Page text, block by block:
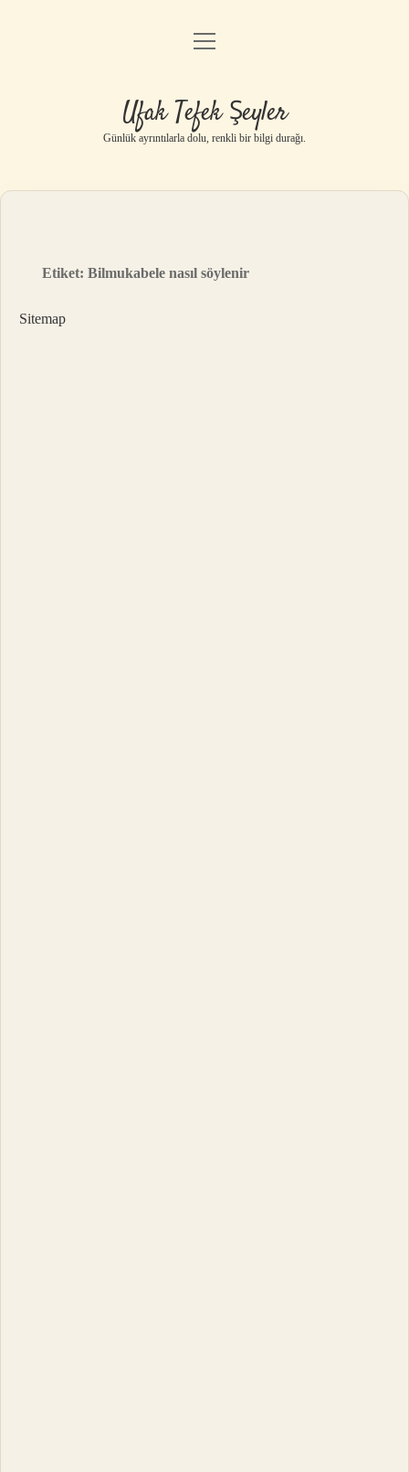
Anasayfa
Yasal Uyarı
menüyü
Ufak Tefek Şeyler
Günlük ayrıntılarla dolu, renkli bir bilgi durağı.
Etiket:Bilmukabele nasıl söylenir
Sitemap